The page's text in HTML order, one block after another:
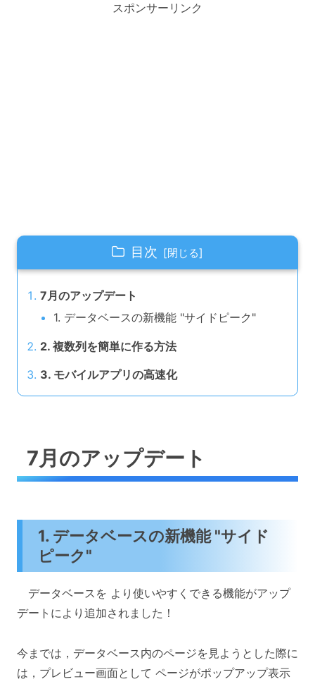
スポンサーリンク
目次
7月のアップデート
1. データベースの新機能 "サイドピーク"
2. 複数列を簡単に作る方法
3. モバイルアプリの高速化
7月のアップデート
1. データベースの新機能 "サイド
ピーク"
データベースを より使いやすくできる機能がアップ
デートにより追加されました！
今までは，データベース内のページを見ようとした際に
は，プレビュー画面として ページがポップアップ表示